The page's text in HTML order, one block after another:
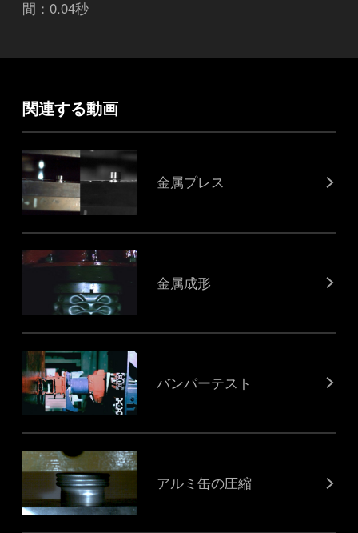
間：0.04秒
関連する動画
金属プレス
金属成形
バンパーテスト
アルミ缶の圧縮